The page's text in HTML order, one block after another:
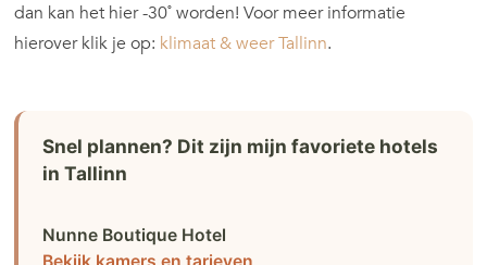
dan kan het hier -30˚ worden! Voor meer informatie
hierover klik je op: klimaat & weer Tallinn.
Snel plannen? Dit zijn mijn favoriete hotels
in Tallinn
Nunne Boutique Hotel